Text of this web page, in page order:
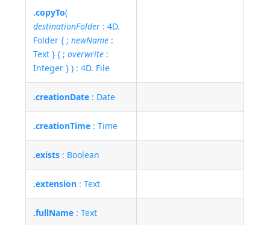
.copyTo(
destinationFolder : 4D.
Folder { ;newName :
Text } { ;overwrite :
Integer } ) : 4D. File
.creationDate : Date
.creationTime : Time
.exists : Boolean
.extension : Text
.fullName : Text